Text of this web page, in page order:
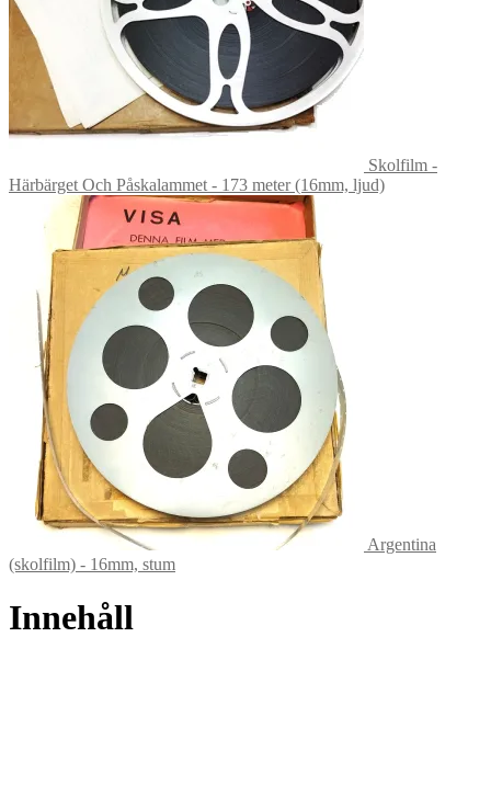
Skolfilm -
Härbärget Och Påskalammet - 173 meter (16mm, ljud)
Argentina
(skolfilm) - 16mm, stum
Innehåll